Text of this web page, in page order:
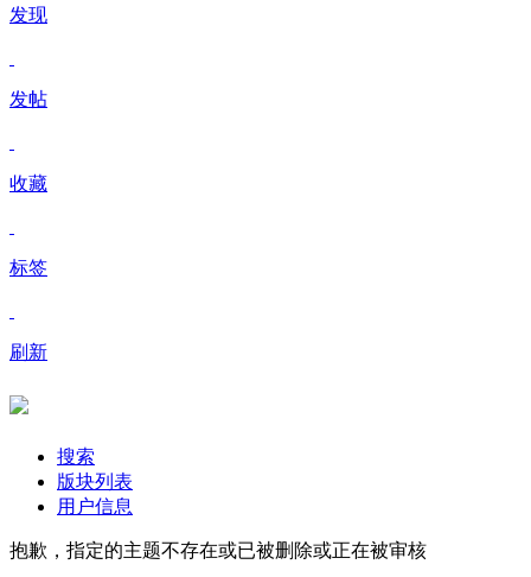
发现
发帖
收藏
标签
刷新
搜索
版块列表
用户信息
抱歉，指定的主题不存在或已被删除或正在被审核